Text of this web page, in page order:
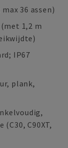
36 assen)
1,2 m
IP67
plank,
C90XT,